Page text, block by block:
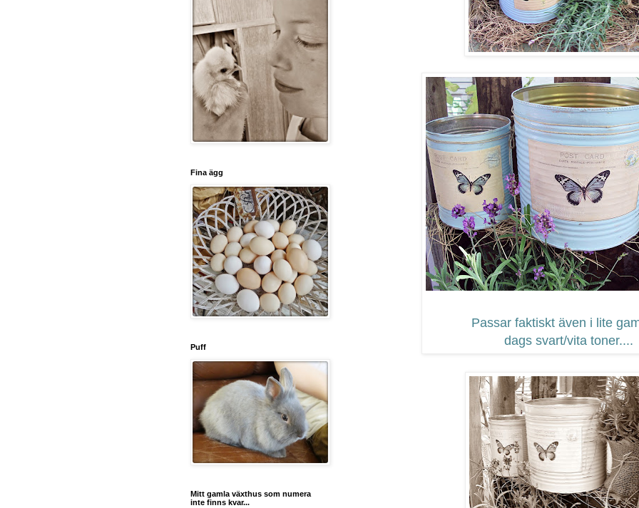
Passar faktiskt även i lite
dags svart/vita toner....
Fina ägg
Puff
Mitt gamla växthus som numera
inte finns kvar...